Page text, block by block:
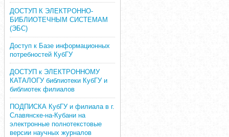
ДОСТУП К ЭЛЕКТРОННО-
БИБЛИОТЕЧНЫМ СИСТЕМАМ
(ЭБС)
Доступ к Базе информационных
потребностей КубГУ
ДОСТУП к ЭЛЕКТРОННОМУ
КАТАЛОГУ библиотеки КубГУ и
библиотек филиалов
ПОДПИСКА КубГУ и филиала в г.
Славянске-на-Кубани на
электронные полнотекстовые
версии научных журналов